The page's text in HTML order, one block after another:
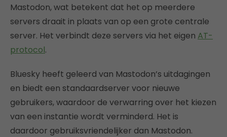
Mastodon, wat betekent dat het op meerdere
servers draait in plaats van op een grote centrale
server. Het verbindt deze servers via het eigen AT-
protocol.
Bluesky heeft geleerd van Mastodon’s uitdagingen
en biedt een standaardserver voor nieuwe
gebruikers, waardoor de verwarring over het kiezen
van een instantie wordt verminderd. Het is
daardoor gebruiksvriendelijker dan Mastodon.